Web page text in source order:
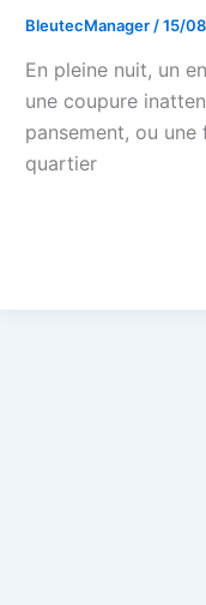
BleutecManager /15/
En pleine nuit, un
une coupure
pansement, ou
quartier